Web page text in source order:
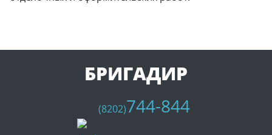
БРИГАДИР
(8202)744-844